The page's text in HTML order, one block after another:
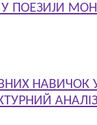
ПОЕЗИЈИ
НАВИЧОК